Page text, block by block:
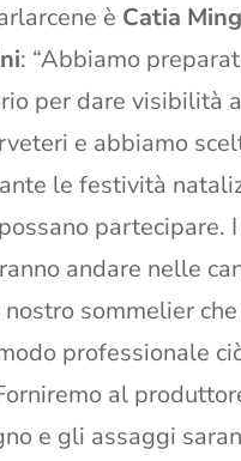
è Catia
: “Abbiamo
per dare visibilità
e abbiamo
le festività
partecipare.
andare nelle
sommelier
professionale
al
e gli assaggi